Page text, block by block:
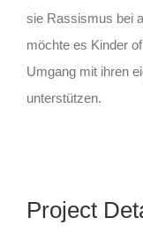
sie Rassismus bei
möchte es Kinder
Umgang mit ihren
unterstützen.
Project